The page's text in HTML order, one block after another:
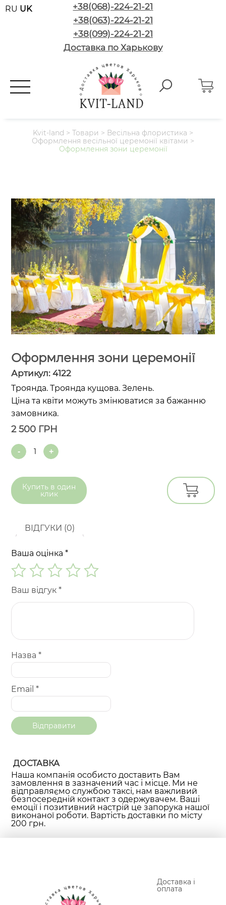
RU UK
+38(068)-224-21-21
+38(063)-224-21-21
+38(099)-224-21-21
Доставка по Харькову
Kvit-land > Товари > Весільна флористика >
Оформлення весільної церемонії квітами >
Оформлення зони церемонії
Оформлення зони церемонії
Артикул:4122
Троянда. Троянда кущова. Зелень.
Ціна та квіти можуть змінюватися за бажанню
замовника.
2 500 ГРН
Quantity
Купить в один
клик
ВІДГУКИ (0)
Ваша оцінка*
Ваш відгук*
Назва*
Email*
ДОСТАВКА
Наша компанія особисто доставить Вам
замовлення в зазначений час і місце. Ми не
відправляємо службою таксі, нам важливий
безпосередній контакт з одержувачем. Ваші
емоції і позитивний настрій це запорука нашої
виконаної роботи. Вартість доставки по місту
200 грн.
Доставка і
оплата